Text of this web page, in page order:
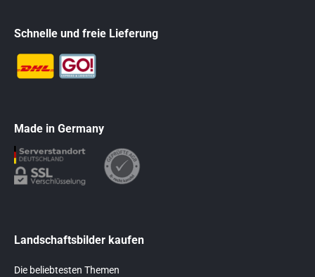
Schnelle und freie Lieferung
Made in Germany
Landschaftsbilder kaufen
Die beliebtesten Themen